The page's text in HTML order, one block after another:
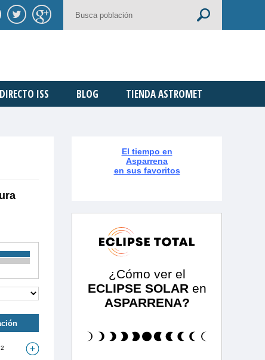
DIRECTO ISS BLOG TIENDA ASTROMET
2
El tiempo en
Asparrena
en sus favoritos
¿Cómo ver el
ECLIPSE SOLAR en
ASPARRENA?